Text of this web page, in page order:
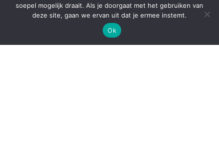
soepel mogelijk draait. Als je doorgaat met het gebruiken van
deze site, gaan we ervan uit dat je ermee instemt.
Ok